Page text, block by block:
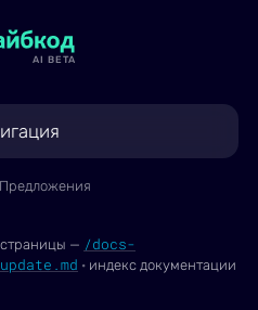
AI BETA
Предложения
— /docs-
· индекс документации